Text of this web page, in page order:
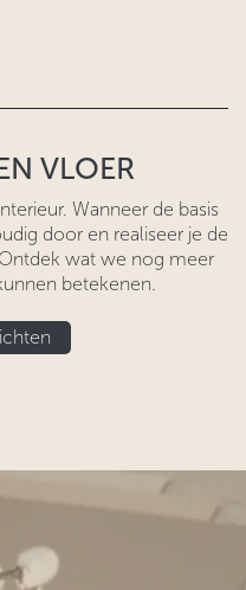
VLOER
Wanneer de basis
door en realiseer je de
wat we nog meer
betekenen.